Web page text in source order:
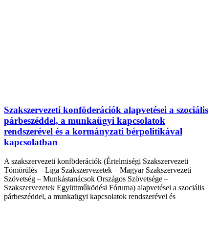
Szakszervezeti konföderációk alapvetései a szociális
párbeszéddel, a munkaügyi kapcsolatok
rendszerével és a kormányzati bérpolitikával
kapcsolatban
A szakszervezeti konföderációk (Értelmiségi Szakszervezeti
Tömörülés – Liga Szakszervezetek – Magyar Szakszervezeti
Szövetség – Munkástanácsok Országos Szövetsége –
Szakszervezetek Együttműködési Fóruma) alapvetései a szociális
párbeszéddel, a munkaügyi kapcsolatok rendszerével és